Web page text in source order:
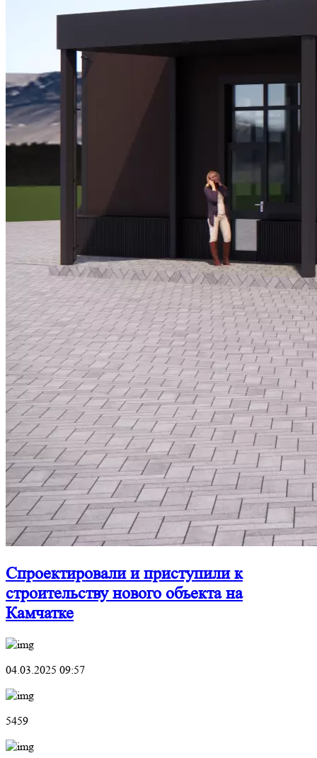
Спроектировали и приступили к
строительству нового объекта на
Камчатке
04.03.2025 09:57
5459